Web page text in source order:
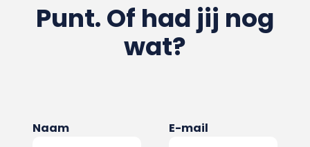
Punt. Of had jij nog
wat?
Naam E-mail